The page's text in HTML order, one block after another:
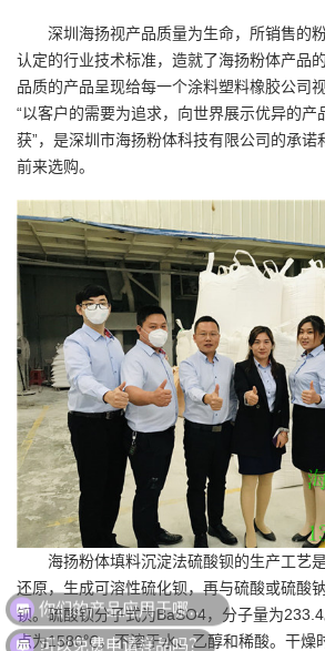
深圳海扬视产品质量为生命，所销售的
认定的行业技术标准，造就了海扬粉体产品
品质的产品呈现给每一个涂料塑料橡胶公司
“以客户的需要为追求，向世界展示优异的产
获”，是深圳市海扬粉体科技有限公司的承诺
前来选购。
海扬粉体填料沉淀法硫酸钡的生产工艺
还原，生成可溶性硫化钡，再与硫酸或硫酸
钡。硫酸钡分子式为BaSO4，分子量为
点为1580℃，不溶于水、乙醇和稀酸。干燥
你们的产品应用于哪些领域？
可以免费申请样品吗？